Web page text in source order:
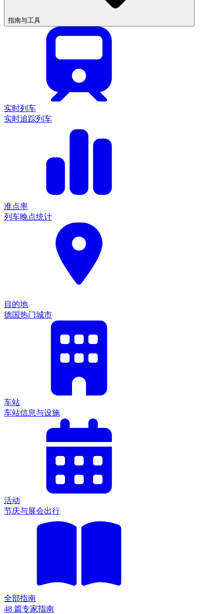
指南与工具
实时列车
实时追踪列车
准点率
列车晚点统计
目的地
德国热门城市
车站
车站信息与设施
活动
节庆与展会出行
全部指南
48 篇专家指南